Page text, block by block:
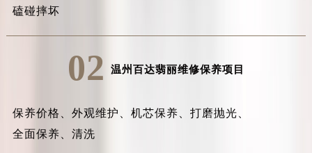
磕碰摔坏
02 温州百达翡丽维修保养项目
保养价格、 外观维护、 机芯保养、 打磨抛光、
全面保养、 清洗